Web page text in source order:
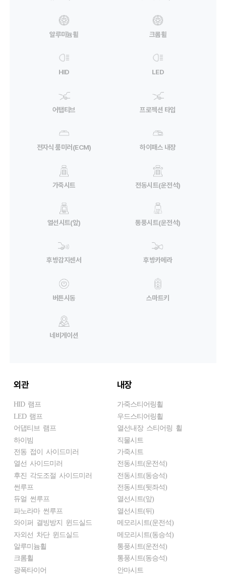
알루미늄휠 크롬휠
HID LED
어탭티브 프로젝션 타입
전자식 룸미러(ECM) 하이패스 내장
가죽시트 전동시트(운전석)
열선시트(앞) 통풍시트(운전석)
후방감지센서 후방카메라
버튼시동 스마트키
네비게이션
외관
HID 램프
LED 램프
어댑티브 램프
하이빔
전동 접이 사이드미러
열선 사이드미러
후진 각도조절 사이드미러
썬루프
듀얼 썬루프
파노라마 썬루프
와이퍼 결빙방지 윈드실드
자외선 차단 윈드실드
알루미늄휠
크롬휠
광폭타이어
내장
가죽스티어링휠
우드스티어링휠
열선내장 스티어링 휠
직물시트
가죽시트
전동시트(운전석)
전동시트(동승석)
전동시트(뒷좌석)
열선시트(앞)
열선시트(뒤)
메모리시트(운전석)
메모리시트(동승석)
통풍시트(운전석)
통풍시트(동승석)
안마시트